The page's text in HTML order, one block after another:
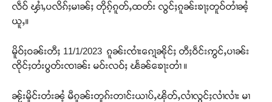
လဵဝ် ၾၢႆႇပလိၵ်ႈမၢၼ်ႈ တိုၵ့်ၵူတ်ႇထတ်း လွင်ႈၵူၼ်းၶႃႈတူဝ်တၢႆၼႆ့
ယူႇ။
မိူဝ်ႈဝၼ်းတီႈ 11/1/2023 ၵူၼ်းၸၢႆးၵေႃ့ၼိုင်ႈ တီႈဝဵင်းဢွင်ႇပၢၼ်း
ၸိုင်ႈတႆးပွတ်းၸၢၼ်း မဝ်းလဝ်ႈ ၽႅၼ်ၶေႃးတၢႆ ။
ၼႂ်းမိူင်းတႆးၼႆ့ မီၵူၼ်းတူၵ်းတၢင်းယၢပ်ႇၽိုတ်ႇလၢႆလွင်ႈလၢႆလၢႆး မၢ